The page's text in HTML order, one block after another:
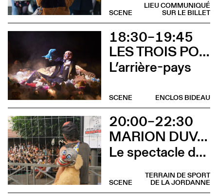
LIEU COMMUNIQUÉ
SUR LE BILLET
SCENE
18:30–19:45
LES TROIS POINTS DE SUSPENSION & 3615 DAKOTA
L’arrière-pays
ENCLOS BIDEAU
SCENE
20:00–22:30
MARION DUVAL - CIE CHRIS CADILLAC
Le spectacle de merde
TERRAIN DE SPORT
DE LA JORDANNE
SCENE